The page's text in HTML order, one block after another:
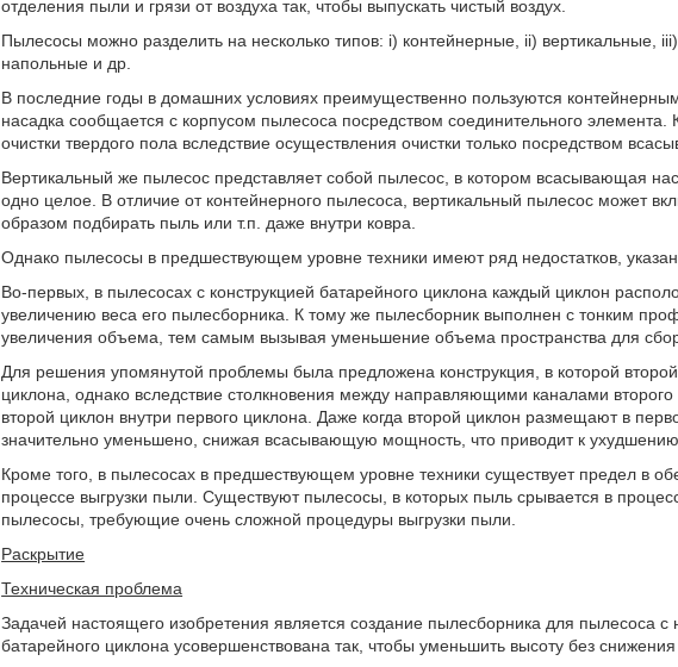
отделения пыли и грязи от воздуха так, чтобы выпускать чистый воздух.
Пылесосы можно разделить на несколько типов: i) контейнерные, ii) вертикальные,
напольные и др.
В последние годы в домашних условиях преимущественно пользуются
насадка сообщается с корпусом пылесоса посредством соединительного
очистки твердого пола вследствие осуществления очистки только посредством
Вертикальный же пылесос представляет собой пылесос, в котором всасывающая
одно целое. В отличие от контейнерного пылесоса, вертикальный пылесос может
образом подбирать пыль или т.п. даже внутри ковра.
Однако пылесосы в предшествующем уровне техники имеют ряд недостатков,
Во-первых, в пылесосах с конструкцией батарейного циклона каждый циклон
увеличению веса его пылесборника. К тому же пылесборник выполнен с тонким
увеличения объема, тем самым вызывая уменьшение объема пространства для
Для решения упомянутой проблемы была предложена конструкция, в которой
циклона, однако вследствие столкновения между направляющими каналами
второй циклон внутри первого циклона. Даже когда второй циклон размещают в
значительно уменьшено, снижая всасывающую мощность, что приводит к ухудшению
Кроме того, в пылесосах в предшествующем уровне техники существует предел в
процессе выгрузки пыли. Существуют пылесосы, в которых пыль срывается в
пылесосы, требующие очень сложной процедуры выгрузки пыли.
Раскрытие
Техническая проблема
Задачей настоящего изобретения является создание пылесборника для пылесоса с
батарейного циклона усовершенствована так, чтобы уменьшить высоту без снижения